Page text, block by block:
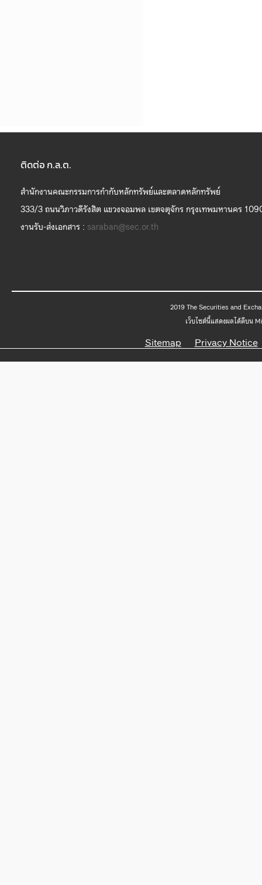
ติดต่อ ก.ล.ต.
สำนักงานคณะกรรมการกำกับหลักทรัพย์และตลาดหลักทรัพย์
333/3 ถนนวิภาวดีรังสิต แขวงจอมพล เขตจตุจักร กรุงเทพมหานคร
งานรับ-ส่งเอกสาร : saraban@sec.or.th
2019
เว็บไซต์นี้แสดงผลได้ดีบน
Sitemap Privacy Notice